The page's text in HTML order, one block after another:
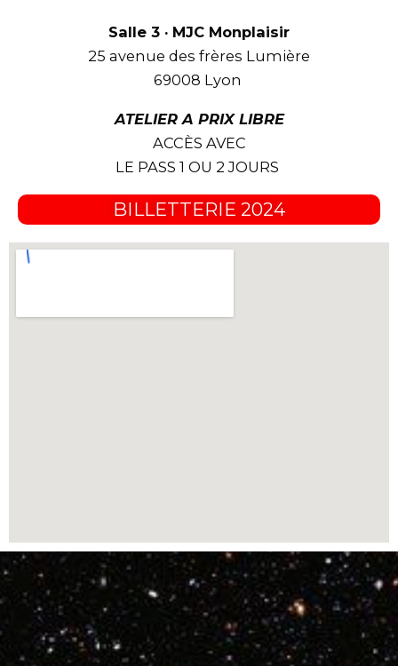
Salle 3 · MJC Monplaisir
25 avenue des frères Lumière
69008 Lyon
ATELIER A PRIX LIBRE
ACCÈS AVEC
LE PASS 1 OU 2 JOURS
BILLETTERIE 2024